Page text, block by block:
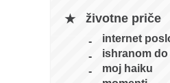
životne priče
internet
ishranom
moj haiku